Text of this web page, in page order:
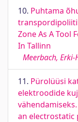
10. Puhtama
Zone As A Tool
In Tallinn
Meerbach, Erki-
11. Pürolüüsi
elektroodide
an